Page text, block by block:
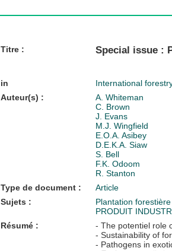
Titre : Special issue :
in International
Auteur(s) :
A. Whiteman
C. Brown
J. Evans
M.J. Wingfield
E.O.A. Asibey
D.E.K.A. Siaw
S. Bell
F.K. Odoom
R. Stanton
Type de document :
Article
Sujets :
Plantation forestière
PRODUIT
Résumé :
- The potentiel role
- Sustainability of
- Pathogens in